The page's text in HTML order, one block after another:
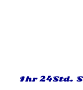
Ihr 24Std.